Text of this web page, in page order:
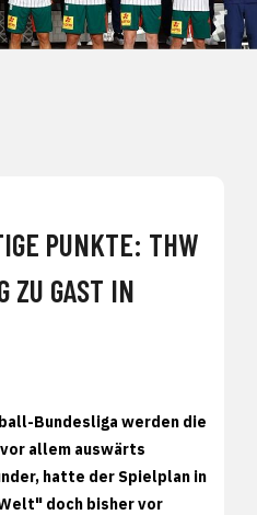
PUNKTE: THW
ZU GAST IN
Bundesliga werden die
allem auswärts
hatte der Spielplan in
doch bisher vor